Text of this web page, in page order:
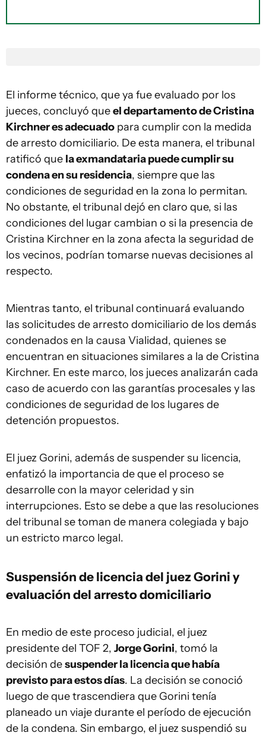
El informe técnico, que ya fue evaluado por los
jueces, concluyó queel departamento de Cristina
Kirchner es adecuado para cumplir con la medida
de arresto domiciliario. De esta manera, el tribunal
ratificó que la exmandataria puede cumplir su
condena en su residencia, siempre que las
condiciones de seguridad en la zona lo permitan.
No obstante, el tribunal dejó en claro que, si las
condiciones del lugar cambian o si la presencia de
Cristina Kirchner en la zona afecta la seguridad de
los vecinos, podrían tomarse nuevas decisiones al
respecto.
Mientras tanto, el tribunal continuará evaluando
las solicitudes de arresto domiciliario de los demás
condenados en la causa Vialidad, quienes se
encuentran en situaciones similares a la de Cristina
Kirchner. En este marco, los jueces analizarán cada
caso de acuerdo con las garantías procesales y las
condiciones de seguridad de los lugares de
detención propuestos.
El juez Gorini, además de suspender su licencia,
enfatizó la importancia de que el proceso se
desarrolle con la mayor celeridad y sin
interrupciones. Esto se debe a que las resoluciones
del tribunal se toman de manera colegiada y bajo
un estricto marco legal.
Suspensión de licencia del juez Gorini y
evaluación del arresto domiciliario
En medio de este proceso judicial, el juez
presidente del TOF 2, Jorge Gorini, tomó la
decisión desuspender la licencia que había
previsto para estos días. La decisión se conoció
luego de que trascendiera que Gorini tenía
planeado un viaje durante el período de ejecución
de la condena. Sin embargo, el juez suspendió su